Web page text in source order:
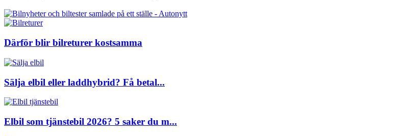
Därför blir bilreturer kostsamma
Sälja elbil eller laddhybrid? Få betal...
Elbil som tjänstebil 2026? 5 saker du m...